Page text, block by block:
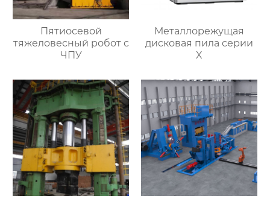
Пятиосевой
тяжеловесный робот с
ЧПУ
Металлорежущая
дисковая пила серии
X